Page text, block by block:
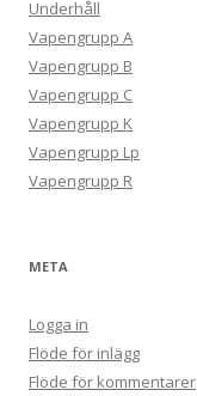
Underhåll
Vapengrupp A
Vapengrupp B
Vapengrupp C
Vapengrupp K
Vapengrupp Lp
Vapengrupp R
META
Logga in
Flöde för inlägg
Flöde för kommentarer